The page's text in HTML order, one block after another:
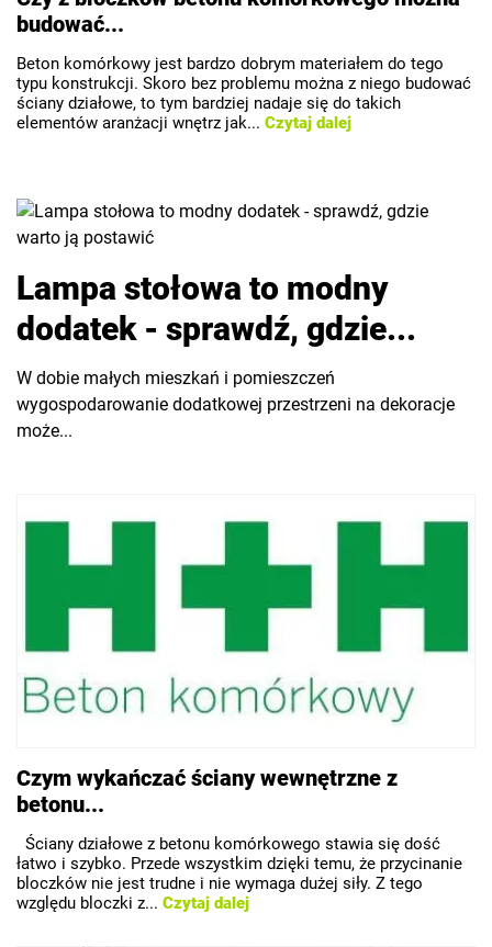
budować...
Beton komórkowy jest bardzo dobrym materiałem do tego
typu konstrukcji. Skoro bez problemu można z niego budować
ściany działowe, to tym bardziej nadaje się do takich
elementów aranżacji wnętrz jak... Czytaj dalej
Lampa stołowa to modny
dodatek - sprawdź, gdzie...
W dobie małych mieszkań i pomieszczeń
wygospodarowanie dodatkowej przestrzeni na dekoracje
może...
Czym wykańczać ściany wewnętrzne z
betonu...
Ściany działowe z betonu komórkowego stawia się dość
łatwo i szybko. Przede wszystkim dzięki temu, że przycinanie
bloczków nie jest trudne i nie wymaga dużej siły. Z tego
względu bloczki z... Czytaj dalej